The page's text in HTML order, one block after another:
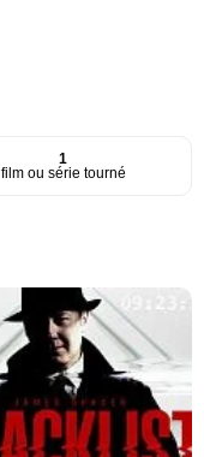
1
film ou série tourné